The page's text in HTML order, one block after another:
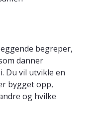
begreper,
danner
Du vil utvikle en
bygget opp,
og hvilke